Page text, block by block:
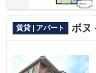
賃貸 | アパート ボヌ